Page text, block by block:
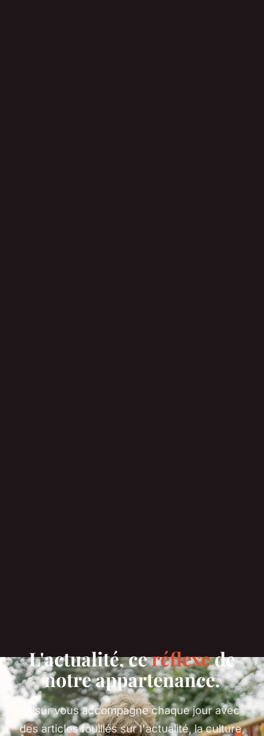
L'actualité, ceréflexede
notre appartenance.
Alsur vous accompagne chaque jour avec
des articles fouillés sur l'actualité, la culture,